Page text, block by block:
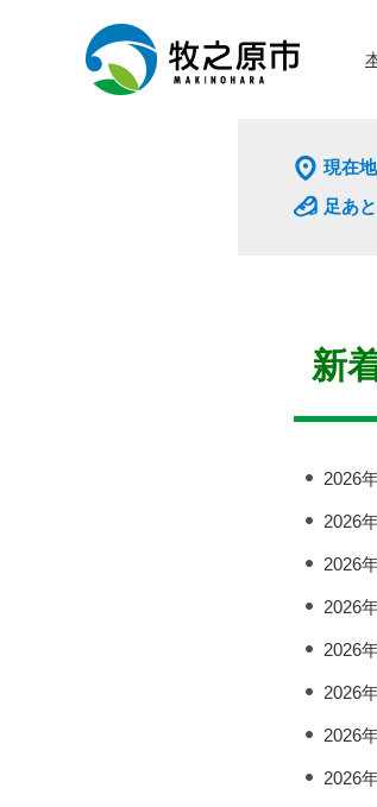
ー
ジ
の
ニ
ュ
ー
現在地
新
2026
2026
2026
2026
2026
2026
2026
2026